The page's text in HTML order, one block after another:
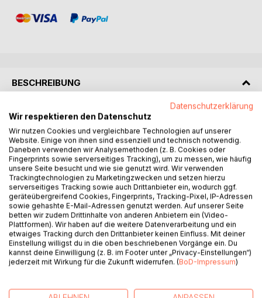
BESCHREIBUNG
Ein Buch in dieser Konzeption haben Sie bestimmt noch
nicht gesehen oder gar besessen.
Schon immer für Natur und Umwelt interessiert, verband
der Autor stets sein botanisches Interesse mit den Berufen
als Gartenbau- und Forstingenieur. Nun hat er eine Auswahl
von Blättern seines Herbariums mit Pflanzen aus der Natur
aus seiner Jugendzeit mit ihnen verwandten Arten und
daraus entstandenen Zuchtformen für den Garten in
diesem Buch vereint.
Das gesamte Buch ist vom Autor selbst entwickelt. Es gibt
anhand von Wildpflanzen dem Natur- und Gartenliebhaber
interessante Informationen über die Herkunft von
Gartenpflanzen, einiger verwandter Arten und ausgewählter
einem naturnahen und ökologisch orientierten Garten
Datenschutzerklärung
Wir respektieren den Datenschutz
Wir nutzen Cookies und vergleichbare Technologien auf unserer
Website. Einige von ihnen sind essenziell und technisch notwendig.
Daneben verwenden wir Analysemethoden (z. B. Cookies oder
Fingerprints sowie serverseitiges Tracking), um zu messen, wie häufig
unsere Seite besucht und wie sie genutzt wird. Wir verwenden
Trackingtechnologien zu Marketingzwecken und setzen hierzu
serverseitiges Tracking sowie auch Drittanbieter ein, wodurch ggf.
geräteübergreifend Cookies, Fingerprints, Tracking-Pixel, IP-Adressen
sowie gehashte E-Mail-Adressen genutzt werden. Auf unserer Seite
betten wir zudem Drittinhalte von anderen Anbietern ein (Video-
Plattformen). Wir haben auf die weitere Datenverarbeitung und ein
etwaiges Tracking durch den Drittanbieter keinen Einfluss. Mit deiner
Einstellung willigst du in die oben beschriebenen Vorgänge ein. Du
kannst deine Einwilligung (z. B. im Footer unter „Privacy-Einstellungen“)
jederzeit mit Wirkung für die Zukunft widerrufen. (BoD-Impressum)